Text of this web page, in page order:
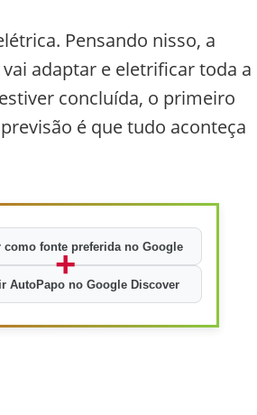
Pensando nisso, a
adaptar e eletrificar toda a
concluída, o primeiro
é que tudo aconteça
fonte preferida no Google
+
AutoPapo no Google Discover